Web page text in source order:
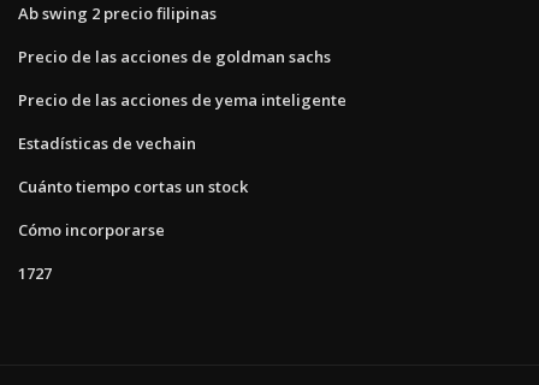
Ab swing 2 precio filipinas
Precio de las acciones de goldman sachs
Precio de las acciones de yema inteligente
Estadísticas de vechain
Cuánto tiempo cortas un stock
Cómo incorporarse
1727